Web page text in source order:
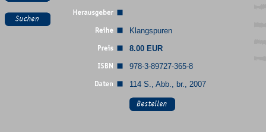
Klangspuren
8.00 EUR
978-3-89727-365-8
114 S., Abb., br., 2007